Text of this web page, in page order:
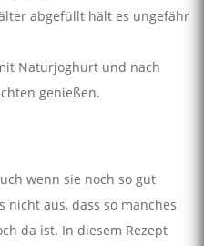
abgefüllt hält es ungefähr
Naturjoghurt und nach
genießen.
wenn sie noch so gut
nicht aus, dass so manches
da ist. In diesem Rezept